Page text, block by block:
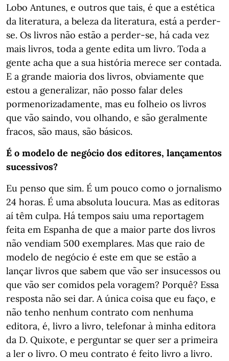
Lobo Antunes, e outros que tais, é que a estética
da literatura, a beleza da literatura, está a perder-
se. Os livros não estão a perder-se, há cada vez
mais livros, toda a gente edita um livro. Toda a
gente acha que a sua história merece ser contada.
E a grande maioria dos livros, obviamente que
estou a generalizar, não posso falar deles
pormenorizadamente, mas eu folheio os livros
que vão saindo, vou olhando, e são geralmente
fracos, são maus, são básicos.
É o modelo de negócio dos editores, lançamentos
sucessivos?
Eu penso que sim. É um pouco como o jornalismo
24 horas. É uma absoluta loucura. Mas as editoras
aí têm culpa. Há tempos saiu uma reportagem
feita em Espanha de que a maior parte dos livros
não vendiam 500 exemplares. Mas que raio de
modelo de negócio é este em que se estão a
lançar livros que sabem que vão ser insucessos ou
que vão ser comidos pela voragem? Porquê? Essa
resposta não sei dar. A única coisa que eu faço, e
não tenho nenhum contrato com nenhuma
editora, é, livro a livro, telefonar à minha editora
da D. Quixote, e perguntar se quer ser a primeira
a ler o livro. O meu contrato é feito livro a livro.